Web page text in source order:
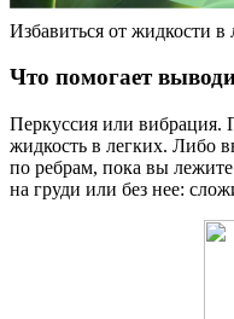
Избавиться от жидкости в
Что помогает
Перкуссия или вибрация.
жидкость в легких. Либо
по ребрам, пока вы
на груди или без нее: